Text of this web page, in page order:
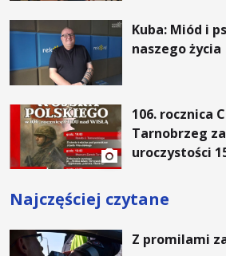
Kuba: Miód i
naszego życia
106. rocznica
Tarnobrzeg
uroczystości
Najczęściej czytane
Z promilami